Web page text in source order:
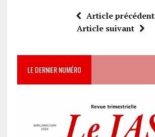
Article précédent
Article suivant
LE DERNIER NUMÉRO